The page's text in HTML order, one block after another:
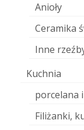
Anioły
Ceramika
Inne
Kuchnia
porcelana
Filiżanki,